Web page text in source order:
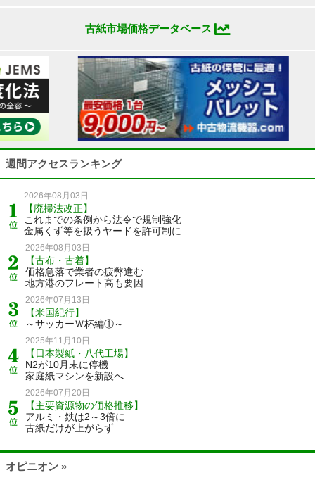
古紙市場価格データベース
週間アクセスランキング
2026年08月03日
【廃掃法改正】
これまでの条例から法令で規制強化
金属くず等を扱うヤードを許可制に
2026年08月03日
【古布・古着】
価格急落で業者の疲弊進む
地方港のフレート高も要因
2026年07月13日
【米国紀行】
～サッカーＷ杯編①～
2025年11月10日
【日本製紙・八代工場】
N2が10月末に停機
家庭紙マシンを新設へ
2026年07月20日
【主要資源物の価格推移】
アルミ・鉄は2～3倍に
古紙だけが上がらず
オピニオン »